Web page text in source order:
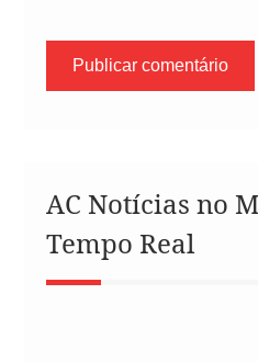
AC Notícias no
Tempo Real